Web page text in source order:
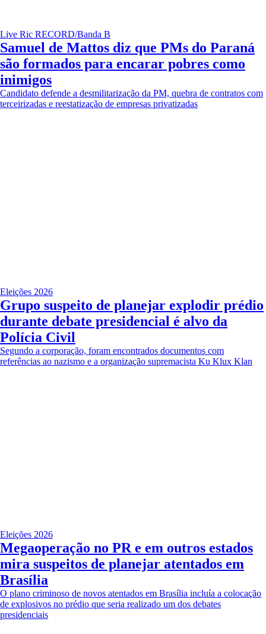
Live Ric RECORD/Banda B
Samuel de Mattos diz que PMs do Paraná
são formados para encarar pobres como
inimigos
Candidato defende a desmilitarização da PM, quebra de contratos com
terceirizadas e reestatização de empresas privatizadas
Eleições 2026
Grupo suspeito de planejar explodir prédio
durante debate presidencial é alvo da
Polícia Civil
Segundo a corporação, foram encontrados documentos com
referências ao nazismo e a organização supremacista Ku Klux Klan
Eleições 2026
Megaoperação no PR e em outros estados
mira suspeitos de planejar atentados em
Brasília
O plano criminoso de novos atentados em Brasília incluía a colocação
de explosivos no prédio que seria realizado um dos debates
presidenciais